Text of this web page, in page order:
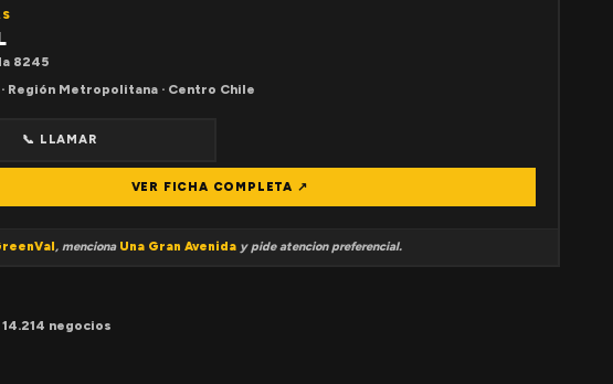
8245
Región Metropolitana · Centro Chile
📞 LLAMAR
VER FICHA COMPLETA ↗
, menciona Una Gran Avenida y pide atencion preferencial.
14.214 negocios